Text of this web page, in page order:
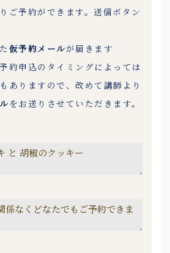
ご予約ができます。送信ボタン
仮予約メールが届きます
約申込のタイミングによっては
ありますので、改めて講師より
をお送りさせていただきます。